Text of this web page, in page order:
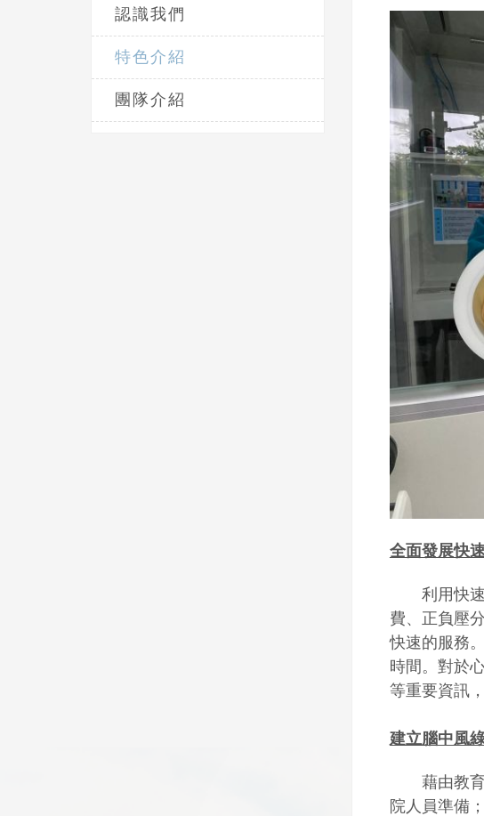
認識我們
特色介紹
團隊介紹
全面發展快
利用快速
費、正負壓
快速的服務
時間。對於
等重要資訊
建立腦中風
藉由教育
院人員準備